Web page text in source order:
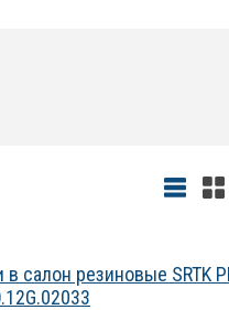
в салон резиновые SRTK